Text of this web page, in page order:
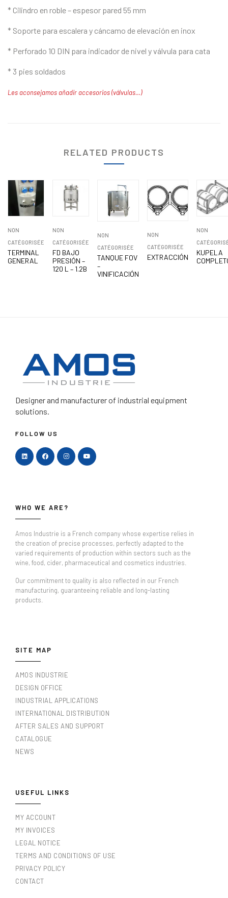
* Cilindro en roble – espesor pared 55 mm
* Soporte para escalera y cáncamo de elevación en inox
* Perforado 10 DIN para indicador de nivel y válvula para cata
* 3 pies soldados
Les aconsejamos añadir accesorios (válvulas…)
RELATED PRODUCTS
NON
CATÉGORISÉE
TERMINAL
GENERAL
NON
CATÉGORISÉE
FD BAJO
PRESIÓN –
120 L – 1.2B
NON
CATÉGORISÉE
TANQUE FOV
–
VINIFICACIÓN
NON
CATÉGORISÉE
EXTRACCIÓN
NON
KUPELA
Designer and manufacturerof industrial equipment
solutions.
FOLLOW US
WHO WE ARE?
Amos Industrie is a French company whose expertise relies in
the creation of precise processes, perfectly adapted to the
varied requirements of production within sectors such as the
wine, food, cider, pharmaceutical and cosmetics industries.
Our commitment to quality is also reflected in our French
manufacturing, guaranteeing reliable and long-lasting
products.
SITE MAP
AMOS INDUSTRIE
DESIGN OFFICE
INDUSTRIAL APPLICATIONS
INTERNATIONAL DISTRIBUTION
AFTER SALES AND SUPPORT
CATALOGUE
NEWS
USEFUL LINKS
MY ACCOUNT
MY INVOICES
LEGAL NOTICE
TERMS AND CONDITIONS OF USE
PRIVACY POLICY
CONTACT